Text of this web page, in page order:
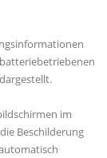
im
Beschilderung